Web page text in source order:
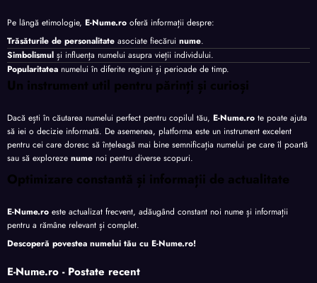
Pe lângă etimologie, E-Nume.ro oferă informații despre:
Trăsăturile de personalitate asociate fiecărui nume.
Simbolismul și influența numelui asupra vieții individului.
Popularitatea numelui în diferite regiuni și perioade de timp.
Un instrument util pentru părinți și curioși
Dacă ești în căutarea numelui perfect pentru copilul tău, E-Nume.ro te poate ajuta
să iei o decizie informată. De asemenea, platforma este un instrument excelent
pentru cei care doresc să înțeleagă mai bine semnificația numelui pe care îl poartă
sau să exploreze nume noi pentru diverse scopuri.
Optimizare constantă și informații de actualitate
E-Nume.ro este actualizat frecvent, adăugând constant noi nume și informații
pentru a rămâne relevant și complet.
Descoperă povestea numelui tău cu E-Nume.ro!
E-Nume.ro - Postate recent